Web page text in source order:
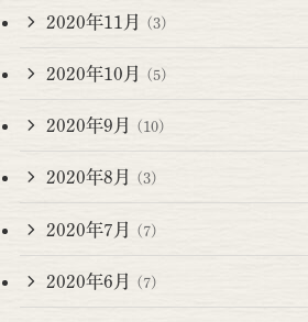
2020年11月 (3)
2020年10月 (5)
2020年9月 (10)
2020年8月 (3)
2020年7月 (7)
2020年6月 (7)